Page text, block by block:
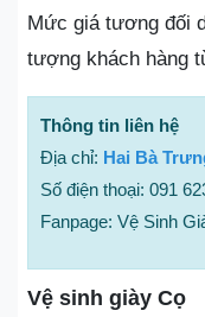
Mức giá tương đối
tượng khách hàng
Thông tin liên hệ
Địa chỉ: Hai Bà
Số điện thoại: 091
Fanpage: Vệ Sinh
Vệ sinh giày Cọ